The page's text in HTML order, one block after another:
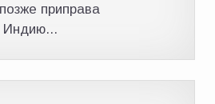
приправа
Индию...